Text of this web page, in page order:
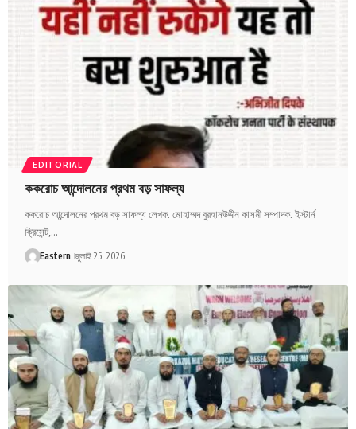
EDITORIAL
ককরোচ আন্দোলনের প্রথম বড় সাফল্য
ককরোচ আন্দোলনের প্রথম বড় সাফল্য লেখক: মোহাম্মদ বুরহানউদ্দীন কাসমী সম্পাদক: ইস্টার্ন
ক্রিসেন্ট,…
Eastern জুলাই 25, 2026